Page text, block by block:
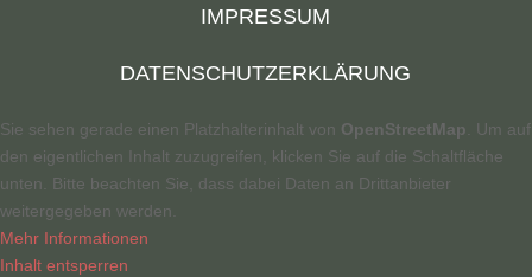
IMPRESSUM
DATENSCHUTZERKLÄRUNG
Sie sehen gerade einen Platzhalterinhalt von OpenStreetMap . Um auf
den eigentlichen Inhalt zuzugreifen, klicken Sie auf die Schaltfläche
unten. Bitte beachten Sie, dass dabei Daten an Drittanbieter
weitergegeben werden.
Mehr Informationen
Inhalt entsperren